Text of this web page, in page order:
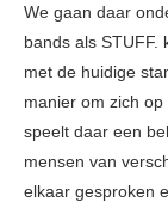
We gaan daar
bands als STUFF.
met de huidige
manier om zich
speelt daar een
mensen van
elkaar gesproken